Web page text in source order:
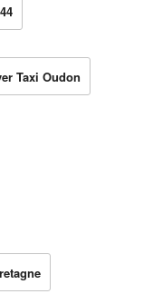
Taxi Oudon